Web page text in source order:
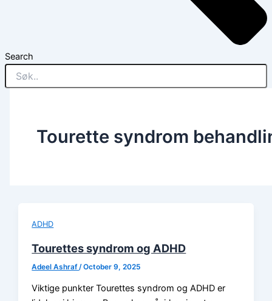
Search
Tourette syndrom
ADHD
Tourettes syndrom og ADHD
Adeel Ashraf /October 9, 2025
Viktige punkter Tourettes syndrom og ADHD er